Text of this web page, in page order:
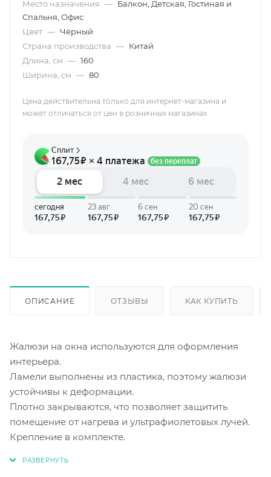
Место назначения — Балкон, Детская, Гостиная и
Спальня, Офис
Цвет — Чёрный
Страна производства — Китай
Длина, см — 160
Ширина, см — 80
Цена действительна только для интернет-магазина и
может отличаться от цен в розничных магазинах
ОПИСАНИЕ ОТЗЫВЫ КАК КУПИТЬ
Жалюзи на окна используются для оформления
интерьера.
Ламели выполнены из пластика, поэтому жалюзи
устойчивы к деформации.
Плотно закрываются, что позволяет защитить
помещение от нагрева и ультрафиолетовых лучей.
Крепление в комплекте.